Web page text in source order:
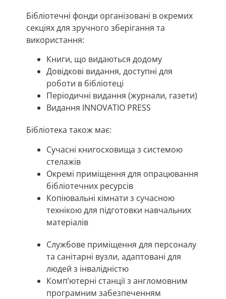
Бібліотечні фонди організовані в окремих
секціях для зручного зберігання та
використання:
Книги, що видаються додому
Довідкові видання, доступні для
роботи в бібліотеці
Періодичні видання (журнали, газети)
Видання INNOVATIO PRESS
Бібліотека також має:
Сучасні книгосховища з системою
стелажів
Окремі приміщення для опрацювання
бібліотечних ресурсів
Копіювальні кімнати з сучасною
технікою для підготовки навчальних
матеріалів
Службове приміщення для персоналу
та санітарні вузли, адаптовані для
людей з інвалідністю
Комп’ютерні станції з англомовним
програмним забезпеченням